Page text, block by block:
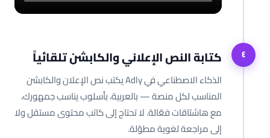
٤ كتابة النص الإعلاني والكابشن تلقائياً
الذكاء الاصطناعي في Adly يكتب نص الإعلان والكابشن
المناسب لكل منصة — بالعربية، بأسلوب يناسب جمهورك،
مع هاشتاقات فعّالة. لا تحتاج إلى كاتب محتوى مستقل ولا
إلى مراجعة لغوية مطوّلة.